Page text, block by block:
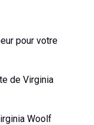
pour votre
de Virginia
Woolf